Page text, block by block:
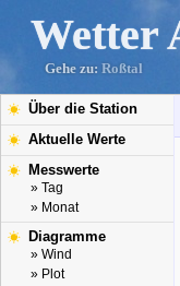
Wetter
Gehe zu: Roßtal
Über die Station
Aktuelle Werte
Messwerte
» Tag
» Monat
Diagramme
» Wind
» Plot